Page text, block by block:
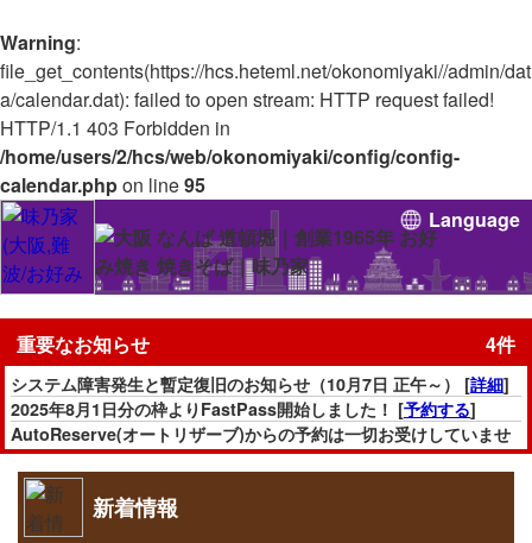
Warning:
file_get_contents(https://hcs.heteml.net/okonomiyaki//admin/dat
a/calendar.dat): failed to open stream: HTTP request failed!
HTTP/1.1 403 Forbidden in
/home/users/2/hcs/web/okonomiyaki/config/config-
calendar.phpon line95
Language
重要なお知らせ 4件
システム障害発生と暫定復旧のお知らせ（10月7日 正午～） [詳細]
2025年8月1日分の枠よりFastPass開始しました！ [予約する]
AutoReserve(オートリザーブ)からの予約は一切お受けしていませ
んのでご注意下さい。
またAutoReserve経由での枠(「FastPass」を含む)は全て無効とな
ります。ご理解の程よろしくお願い致します。
通販サイトは一時取り扱いを休止しています。(休止期間：4月20日
新着情報